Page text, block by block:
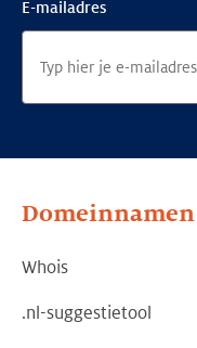
E-mailadres
Domeinnamen
Whois
.nl-suggestietool